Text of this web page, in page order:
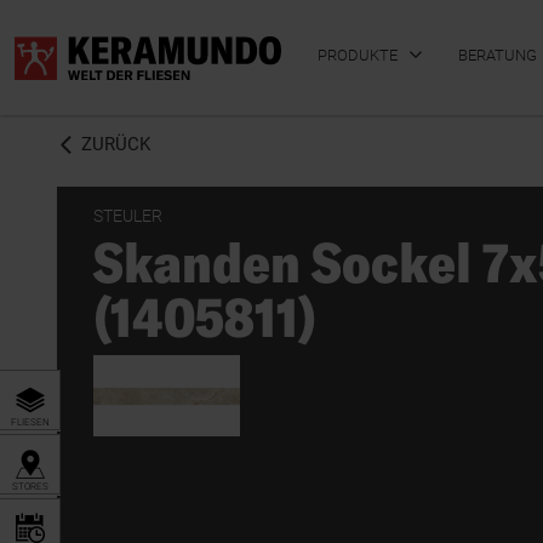
PRODUKTE
BADFLIESEN KÜCHENFLIESEN
BERATUNG
ZURÜCK
STEULER
Skanden Sockel
(1405811)
FLIESEN
STORES